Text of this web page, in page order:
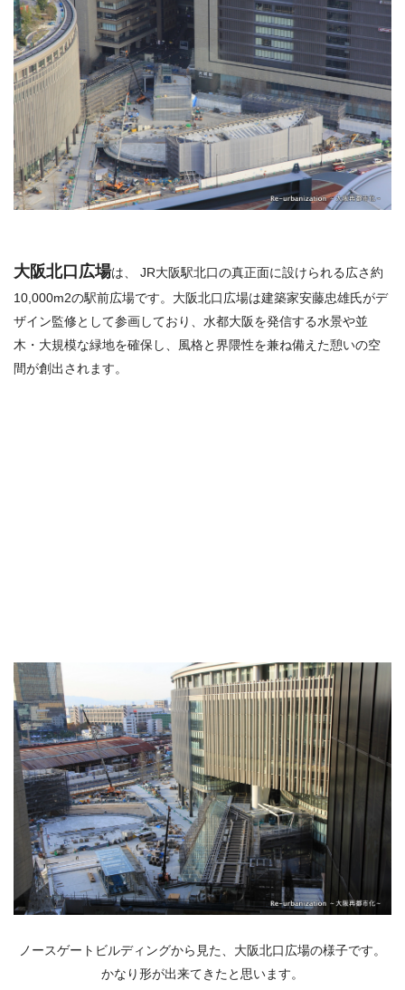
大阪北口広場は、 JR大阪駅北口の真正面に設けられる広さ約
10,000m2の駅前広場です。大阪北口広場は建築家安藤忠雄氏がデ
ザイン監修として参画しており、水都大阪を発信する水景や並
木・大規模な緑地を確保し、風格と界隈性を兼ね備えた憩いの空
間が創出されます。
ノースゲートビルディングから見た、大阪北口広場の様子です。
かなり形が出来てきたと思います。